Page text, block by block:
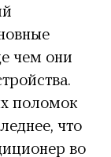
чем они
поломок
что
во